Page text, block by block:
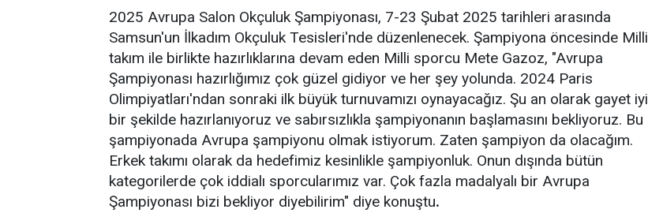
2025 Avrupa Salon Okçuluk Şampiyonası, 7-23 Şubat 2025 tarihleri arasında
Samsun'un İlkadım Okçuluk Tesisleri'nde düzenlenecek. Şampiyona öncesinde Milli
takım ile birlikte hazırlıklarına devam eden Milli sporcu Mete Gazoz, "Avrupa
Şampiyonası hazırlığımız çok güzel gidiyor ve her şey yolunda. 2024 Paris
Olimpiyatları'ndan sonraki ilk büyük turnuvamızı oynayacağız. Şu an olarak gayet iyi
bir şekilde hazırlanıyoruz ve sabırsızlıkla şampiyonanın başlamasını bekliyoruz. Bu
şampiyonada Avrupa şampiyonu olmak istiyorum. Zaten şampiyon da olacağım.
Erkek takımı olarak da hedefimiz kesinlikle şampiyonluk. Onun dışında bütün
kategorilerde çok iddialı sporcularımız var. Çok fazla madalyalı bir Avrupa
Şampiyonası bizi bekliyor diyebilirim" diye konuştu.